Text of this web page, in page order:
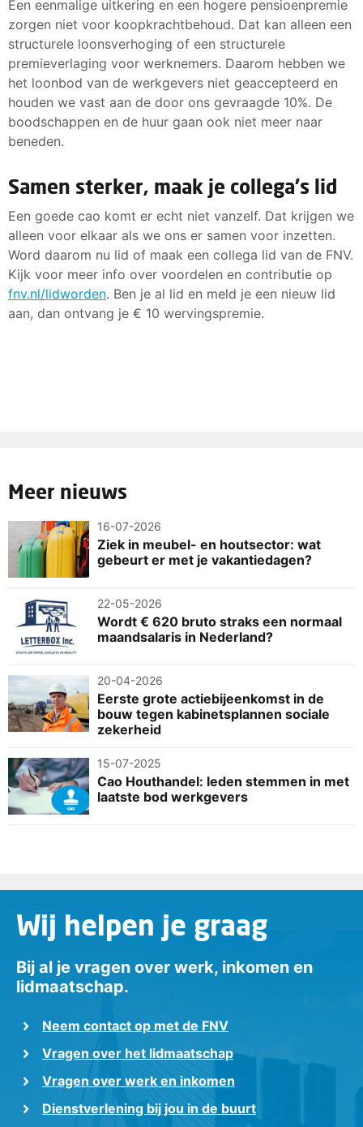
Een eenmalige uitkering en een hogere pensioenpremie
zorgen niet voor koopkrachtbehoud. Dat kan alleen een
structurele loonsverhoging of een structurele
premieverlaging voor werknemers. Daarom hebben we
het loonbod van de werkgevers niet geaccepteerd en
houden we vast aan de door ons gevraagde 10%. De
boodschappen en de huur gaan ook niet meer naar
beneden.
Samen sterker, maak je collega's lid
Een goede cao komt er echt niet vanzelf. Dat krijgen we
alleen voor elkaar als we ons er samen voor inzetten.
Word daarom nu lid of maak een collega lid van de FNV.
Kijk voor meer info over voordelen en contributie op
fnv.nl/lidworden. Ben je al lid en meld je een nieuw lid
aan, dan ontvang je € 10 wervingspremie.
Meer nieuws
16-07-2026
Ziek in meubel- en houtsector: wat
gebeurt er met je vakantiedagen?
22-05-2026
Wordt € 620 bruto straks een normaal
maandsalaris in Nederland?
20-04-2026
Eerste grote actiebijeenkomst in de
bouw tegen kabinetsplannen sociale
zekerheid
15-07-2025
Cao Houthandel: leden stemmen in met
laatste bod werkgevers
Wij helpen je graag
Bij al je vragen over werk, inkomen en
lidmaatschap.
Neem contact op met de FNV
Vragen over het lidmaatschap
Vragen over werk en inkomen
Dienstverlening bij jou in de buurt